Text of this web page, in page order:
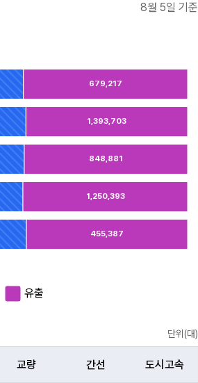
8월 5일 기준
455,387
1,250,393
848,881
1,393,703
679,217
유출
단위(대)
교량 간선 도시고속